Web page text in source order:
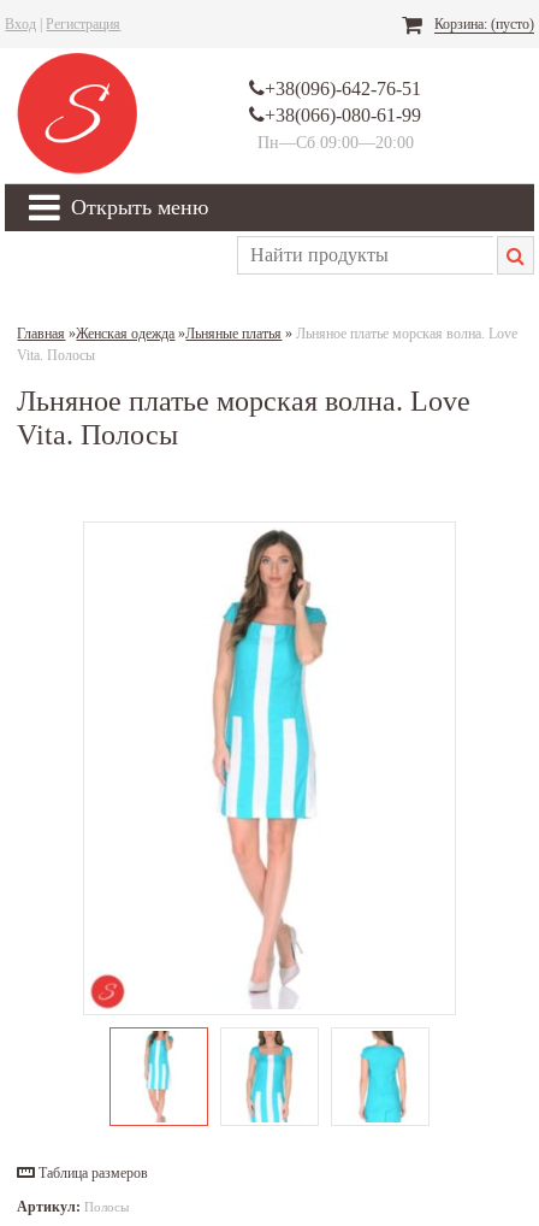
Вход Регистрация Корзина: (пусто)
+38(096)-642-76-51
+38(066)-080-61-99
Пн—Сб 09:00—20:00
Открыть меню
Главная »Женская одежда »Льняные платья » Льняное платье морская волна. Love
Vita. Полосы
Льняное платье морская волна. Love
Vita. Полосы
Таблица размеров
Артикул: Полосы